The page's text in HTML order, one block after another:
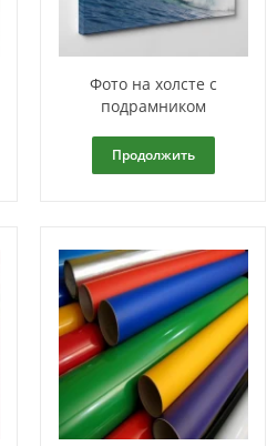
Фото на холсте с
подрамником
Продолжить